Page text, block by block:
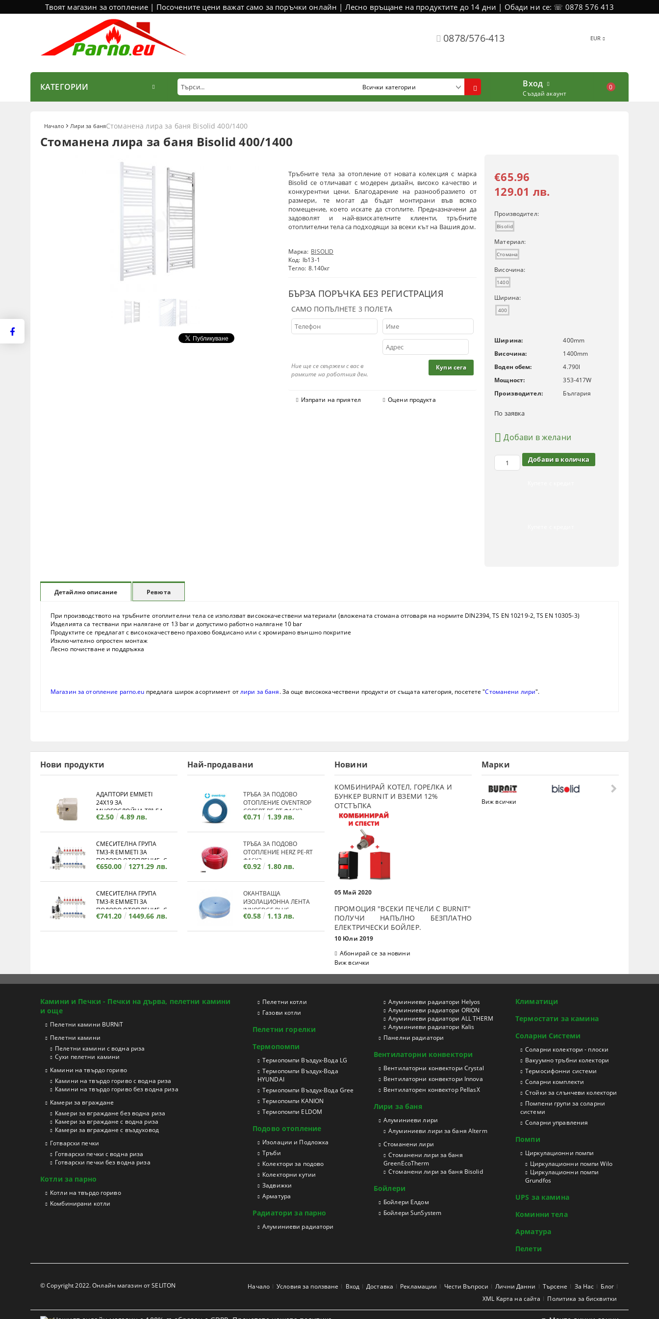
Твоят магазин за отопление | Посочените цени важат само за поръчки онлайн | Лесно връщане на продуктите до 14 дни | Обади ни се: ☏ 0878 576 413
0878/576-413 EUR
КАТЕГОРИИ Вход
Създай акаунт
0
Начало Лири за баняСтоманена лира за баня Bisolid 400/1400
Стоманена лира за баня Bisolid 400/1400
Тръбните тела за отопление от новата колекция с марка
Bisolid се отличават с модерен дизайн, високо качество и
конкурентни цени. Благодарение на разнообразието от
размери, те могат да бъдат монтирани във всяко
помещение, което искате да стоплите. Предназначени да
задоволят и най-взискателните клиенти, тръбните
отоплителни тела са подходящи за всеки кът на Вашия дом.
Марка: BISOLID
Код: lb13-1
Тегло: 8.140кг
БЪРЗА ПОРЪЧКА БЕЗ РЕГИСТРАЦИЯ
САМО ПОПЪЛНЕТЕ 3 ПОЛЕТА
Ние ще се свържем с вас в
рамките на работния ден.
Изпрати на приятел Оцени продукта
€65.96
129.01 лв.
Производител:
Bisolid
Материал:
Стомана
Височина:
1400
Ширина:
400
Ширина: 400mm
Височина:
1400mm
Воден обем:
4.790l
Мощност:
353-417W
Производител:
България
По заявка
Добави в желани
Детайлно описание Ревюта
При производството на тръбните отоплителни тела се използват висококачествени материали (вложената стомана отговаря на нормите DIN2394, TS EN 10219-2, TS EN 10305-3)
Изделията са тествани при налягане от 13 bar и допустимо работно налягане 10 bar
Продуктите се предлагат с висококачествено прахово боядисано или с хромирано външно покритие
Изключително опростен монтаж
Лесно почистване и поддръжка
Магазин за отопление parno.eu предлага широк асортимент отлири за баня. За още висококачествени продукти от същата категория, посетете "Стоманени лири".
Нови продукти
АДАПТОРИ EMMETI
24X19 ЗА
МНОГОСЛОЙНА ТРЪБА
€2.50 4.89 лв.
СМЕСИТЕЛНА ГРУПА
TM3-R EMMETI ЗА
ПОДОВО ОТОПЛЕНИЕ, С
КОЛЕКТОР - 12 ИЗВОДА
€650.00 1271.29 лв.
СМЕСИТЕЛНА ГРУПА
TM3-R EMMETI ЗА
ПОДОВО ОТОПЛЕНИЕ, С
КОЛЕКТОР - 11 ИЗВОДА
€741.20 1449.66 лв.
Най-продавани
ТРЪБА ЗА ПОДОВО
ОТОПЛЕНИЕ OVENTROP
COPERT PE-RT Ф16Х2
€0.71 1.39 лв.
ТРЪБА ЗА ПОДОВО
ОТОПЛЕНИЕ HERZ PE-RT
Ф16Х2
€0.92 1.80 лв.
ОКАНТВАЩА
ИЗОЛАЦИОННА ЛЕНТА
INNOEDGE PLUS
€0.58 1.13 лв.
Новини
КОМБИНИРАЙ КОТЕЛ, ГОРЕЛКА И
БУНКЕР BURNIT И ВЗЕМИ 12%
ОТСТЪПКА
05 Май 2020
ПРОМОЦИЯ "ВСЕКИ ПЕЧЕЛИ С BURNIT"
ПОЛУЧИ НАПЪЛНО БЕЗПЛАТНО
ЕЛЕКТРИЧЕСКИ БОЙЛЕР.
10 Юли 2019
Абонирай се за новини
Виж всички
Марки
Виж всички
Камини и Печки - Печки на дърва, пелетни камини
и още
Пелетни камини BURNiT
Пелетни камини
Пелетни камини с водна риза
Сухи пелетни камини
Камини на твърдо гориво
Камини на твърдо гориво с водна риза
Камини на твърдо гориво без водна риза
Камери за вграждане
Камери за вграждане без водна риза
Камери за вграждане с водна риза
Камери за вграждане с въздуховод
Готварски печки
Готварски печки с водна риза
Готварски печки без водна риза
Котли за парно
Котли на твърдо гориво
Kомбинирани котли
Пелетни котли
Газови котли
Пелетни горелки
Термопомпи
Tермопомпи Въздух-Вода LG
Термопомпи Въздух-Вода
HYUNDAI
Термопомпи Въздух-Вода Gree
Термопомпи KANION
Термопомпи ELDOM
Подово отопление
Изолации и Подложка
Тръби
Колектори за подово
Колекторни кутии
Задвижки
Арматура
Радиатори за парно
Aлуминиеви радиатори
Aлуминиеви радиатори Helyos
Aлуминиеви радиатори ORION
Aлуминиеви радиатори ALL THERM
Aлуминиеви радиатори Kalis
Панелни радиатори
Вентилаторни конвектори
Вентилаторни конвектори Crystal
Вентилаторни конвектори Innova
Вентилаторен конвектор PellasX
Лири за баня
Aлуминиеви лири
Алуминиеви лири за баня Alterm
Стоманени лири
Стоманени лири за баня
GreenEcoTherm
Стоманени лири за баня Bisolid
Бойлери
Бойлери Елдом
Бойлери SunSystem
Климатици
Термостати за камина
Соларни Системи
Соларни колектори - плоски
Вакуумно тръбни колектори
Термосифонни системи
Соларни комплекти
Стойки за слънчеви колектори
Помпени групи за соларни
системи
Соларни управления
Помпи
Циркулационни помпи
Циркулационни помпи Wilo
Циркулационни помпи
Grundfos
UPS за камина
Коминни тела
Арматура
Пелети
© Copyright 2022. Онлайн магазин от SELITON Начало Условия за ползване Вход Доставка Рекламации Чести Въпроси Лични Данни Търсене За Нас
Блог
XML Карта на сайта
Политика за бисквитки